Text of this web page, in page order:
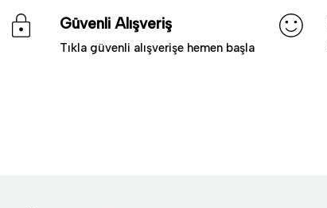
Güvenli Alışveriş
Tıkla güvenli alışverişe hemen başla